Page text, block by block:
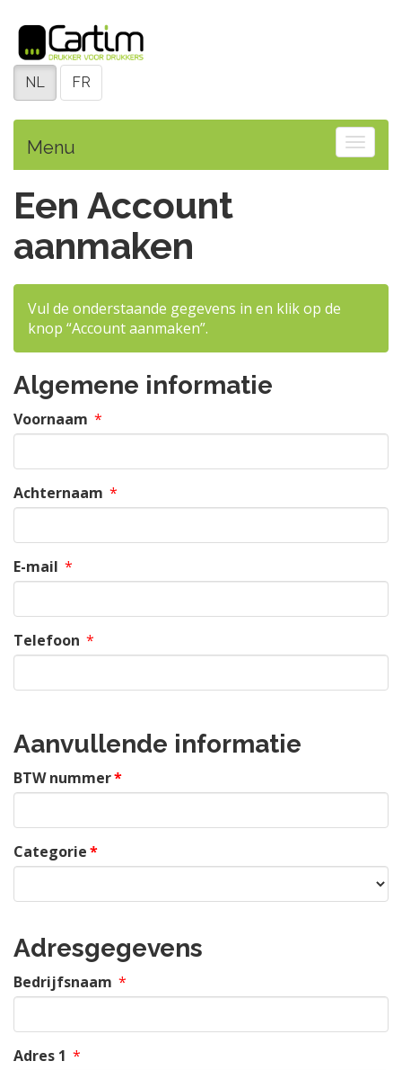
NL FR
Menu
Een Account
aanmaken
Vul de onderstaande gegevens in en klik op de
knop “Account aanmaken”.
Algemene informatie
Voornaam *
Achternaam *
E-mail *
Telefoon *
Aanvullende informatie
BTW nummer*
Categorie*
Adresgegevens
Bedrijfsnaam *
Adres 1 *